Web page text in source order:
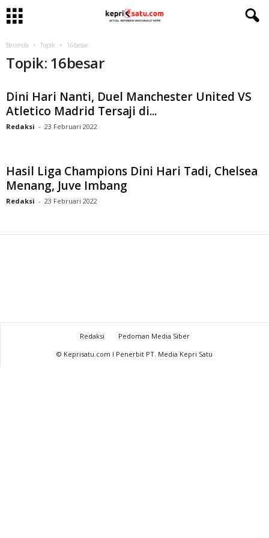
Beranda Topik 16besar
Topik: 16besar
Dini Hari Nanti, Duel Manchester United VS
Atletico Madrid Tersaji di...
Redaksi - 23 Februari 2022
Hasil Liga Champions Dini Hari Tadi, Chelsea
Menang, Juve Imbang
Redaksi - 23 Februari 2022
Redaksi
Pedoman Media Siber
© Keprisatu.com I Penerbit PT. Media Kepri Satu